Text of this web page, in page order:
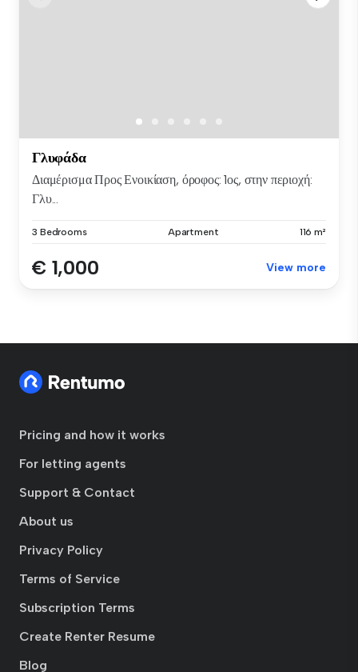
Γλυφάδα
Διαμέρισμα Προς Ενοικίαση, όροφος: 1ος, στην περιοχή:
Γλυ...
3 Bedrooms Apartment 116 m²
€ 1,000 View more
Pricing and how it works
For letting agents
Support & Contact
About us
Privacy Policy
Terms of Service
Subscription Terms
Create Renter Resume
Blog